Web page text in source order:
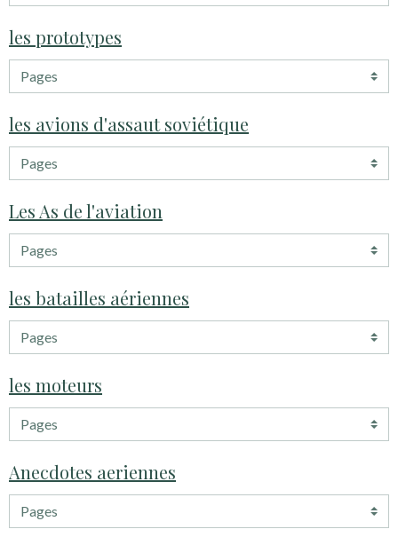
les prototypes
les avions d'assaut soviétique
Les As de l'aviation
les batailles aériennes
les moteurs
Anecdotes aeriennes